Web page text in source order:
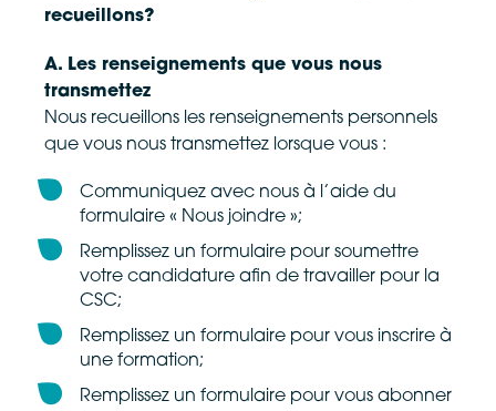
recueillons?
A. Les renseignements que vous nous
transmettez
Nous recueillons les renseignements personnels
que vous nous transmettez lorsque vous :
Communiquez avec nous à l’aide du
formulaire « Nous joindre »;
Remplissez un formulaire pour soumettre
votre candidature afin de travailler pour la
CSC;
Remplissez un formulaire pour vous inscrire à
une formation;
Remplissez un formulaire pour vous abonner